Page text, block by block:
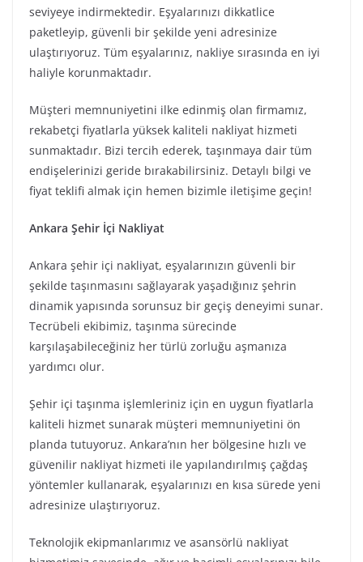
seviyeye indirmektedir. Eşyalarınızı dikkatlice
paketleyip, güvenli bir şekilde yeni adresinize
ulaştırıyoruz. Tüm eşyalarınız, nakliye sırasında en iyi
haliyle korunmaktadır.
Müşteri memnuniyetini ilke edinmiş olan firmamız,
rekabetçi fiyatlarla yüksek kaliteli nakliyat hizmeti
sunmaktadır. Bizi tercih ederek, taşınmaya dair tüm
endişelerinizi geride bırakabilirsiniz. Detaylı bilgi ve
fiyat teklifi almak için hemen bizimle iletişime geçin!
Ankara Şehir İçi Nakliyat
Ankara şehir içi nakliyat, eşyalarınızın güvenli bir
şekilde taşınmasını sağlayarak yaşadığınız şehrin
dinamik yapısında sorunsuz bir geçiş deneyimi sunar.
Tecrübeli ekibimiz, taşınma sürecinde
karşılaşabileceğiniz her türlü zorluğu aşmanıza
yardımcı olur.
Şehir içi taşınma işlemleriniz için en uygun fiyatlarla
kaliteli hizmet sunarak müşteri memnuniyetini ön
planda tutuyoruz. Ankara’nın her bölgesine hızlı ve
güvenilir nakliyat hizmeti ile yapılandırılmış çağdaş
yöntemler kullanarak, eşyalarınızı en kısa sürede yeni
adresinize ulaştırıyoruz.
Teknolojik ekipmanlarımız ve asansörlü nakliyat